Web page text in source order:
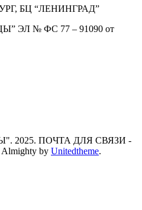
БЦ “ЛЕНИНГРАД”
ЭЛ № ФС 77 – 91090 от
2025. ПОЧТА ДЛЯ СВЯЗИ -
Almighty by Unitedtheme.